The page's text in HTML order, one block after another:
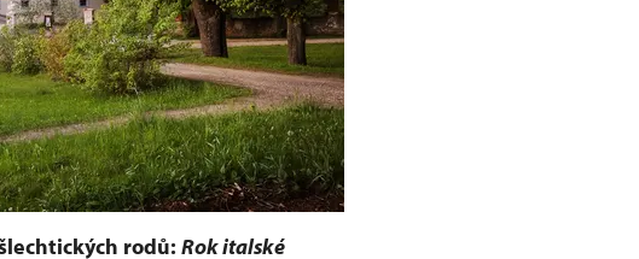
rodů: Rok italské